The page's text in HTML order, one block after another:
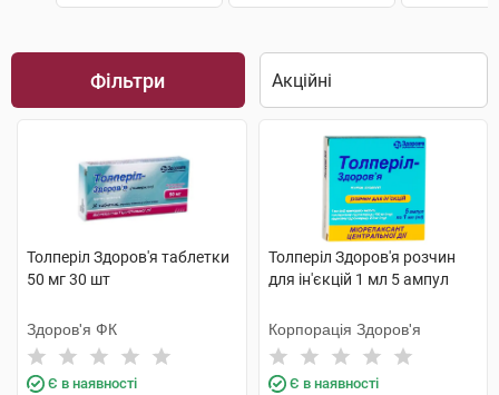
Фільтри
Толперіл Здоров'я таблетки
50 мг 30 шт
Здоров'я ФК
Є в наявності
Толперіл Здоров'я розчин
для ін'єкцій 1 мл 5 ампул
Корпорація Здоров'я
Є в наявності